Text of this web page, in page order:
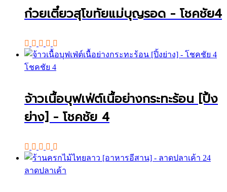
ก๋วยเตี๋ยวสุโขทัยแม่บุญรอด - โชคชัย4
โชคชัย 4
จ้าวเนื้อบุฟเฟ่ต์เนื้อย่างกระทะร้อน [ปิ้ง
ย่าง] - โชคชัย 4
ลาดปลาเค้า